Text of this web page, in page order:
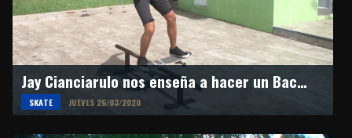
Jay Cianciarulo nos enseña a hacer un Backside Feeble Grind
SKATE JUEVES 26/03/2020